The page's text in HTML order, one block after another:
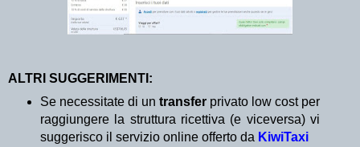
ALTRI SUGGERIMENTI:
Se necessitate di un transfer privato low cost per
raggiungere la struttura ricettiva (e viceversa) vi
suggerisco il servizio online offerto da KiwiTaxi